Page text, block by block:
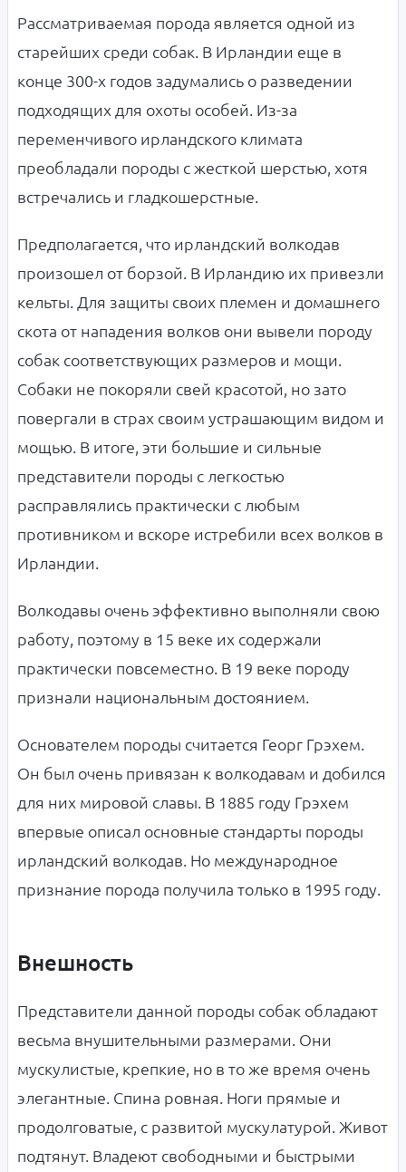
Рассматриваемая порода является одной из
старейших среди собак. В Ирландии еще в
конце 300-х годов задумались о разведении
подходящих для охоты особей. Из-за
переменчивого ирландского климата
преобладали породы с жесткой шерстью, хотя
встречались и гладкошерстные.
Предполагается, что ирландский волкодав
произошел от борзой. В Ирландию их привезли
кельты. Для защиты своих племен и домашнего
скота от нападения волков они вывели породу
собак соответствующих размеров и мощи.
Собаки не покоряли свей красотой, но зато
повергали в страх своим устрашающим видом и
мощью. В итоге, эти большие и сильные
представители породы с легкостью
расправлялись практически с любым
противником и вскоре истребили всех волков в
Ирландии.
Волкодавы очень эффективно выполняли свою
работу, поэтому в 15 веке их содержали
практически повсеместно. В 19 веке породу
признали национальным достоянием.
Основателем породы считается Георг Грэхем.
Он был очень привязан к волкодавам и добился
для них мировой славы. В 1885 году Грэхем
впервые описал основные стандарты породы
ирландский волкодав. Но международное
признание порода получила только в 1995 году.
Внешность
Представители данной породы собак обладают
весьма внушительными размерами. Они
мускулистые, крепкие, но в то же время очень
элегантные. Спина ровная. Ноги прямые и
продолговатые, с развитой мускулатурой. Живот
подтянут. Владеют свободными и быстрыми